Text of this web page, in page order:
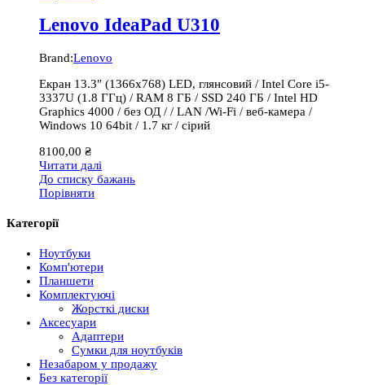
Lenovo IdeaPad U310
Brand:Lenovo
Екран 13.3″ (1366х768) LED, глянсовий / Intel Core i5-
3337U (1.8 ГГц) / RAM 8 ГБ / SSD 240 ГБ / Intel HD
Graphics 4000 / без ОД / / LAN /Wi-Fi / веб-камера /
Windows 10 64bit / 1.7 кг / сірий
8100,00 ₴
Читати далі
До списку бажань
Порівняти
Категорії
Ноутбуки
Комп'ютери
Планшети
Комплектуючі
Жорсткі диски
Аксесуари
Адаптери
Сумки для ноутбуків
Незабаром у продажу
Без категорії